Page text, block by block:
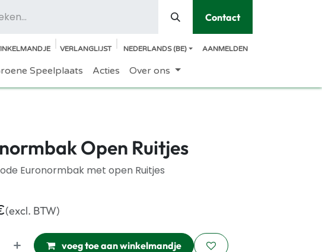
Contact
VERLANGLIJST NEDERLANDS (BE) AANMELDEN
Speelplaats Acties Over ons
Open Ruitjes
Euronormbak met open Ruitjes
(excl. BTW)
voeg toe aan winkelmandje